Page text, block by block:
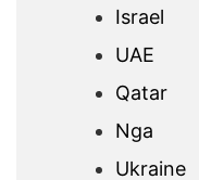
Israel
UAE
Qatar
Nga
Ukraine